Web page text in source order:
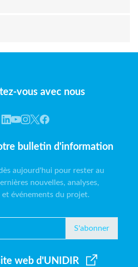
vous avec nous
bulletin d'information
aujourd'hui pour rester au
nouvelles, analyses,
et événements du projet.
S'abonner
web d'UNIDIR